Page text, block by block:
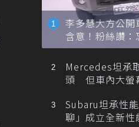
李多慧大方公開
含意！粉絲讚：
忙找車
Mercedes坦承
頭 但車內大螢
Subaru坦承性
聊」成立全新性